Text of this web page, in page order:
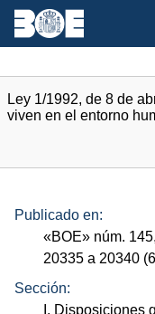
Ley 1/1992, de 8 de
viven en el entorno
Publicado en:
«BOE» núm.
20335 a 20340 (6
Sección:
I. Disposiciones